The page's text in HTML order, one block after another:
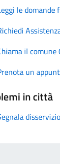
le domande
il
un
in città
disservizio